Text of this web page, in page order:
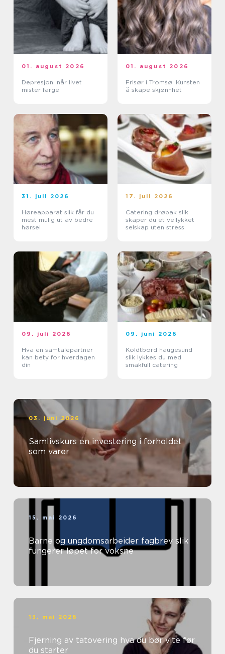
01. august 2026
Depresjon: når livet
mister farge
01. august 2026
Frisør i Tromsø: Kunsten
å skape skjønnhet
31. juli 2026
Høreapparat slik får du
mest mulig ut av bedre
hørsel
17. juli 2026
Catering drøbak slik
skaper du et vellykket
selskap uten stress
09. juli 2026
Hva en samtalepartner
kan bety for hverdagen
din
09. juni 2026
Koldtbord haugesund
slik lykkes du med
smakfull catering
03. juni 2026
Samlivskurs en investering i forholdet
som varer
15. mai 2026
Barne og ungdomsarbeider fagbrev slik
fungerer løpet for voksne
13. mai 2026
Fjerning av tatovering hva du bør vite før
du starter